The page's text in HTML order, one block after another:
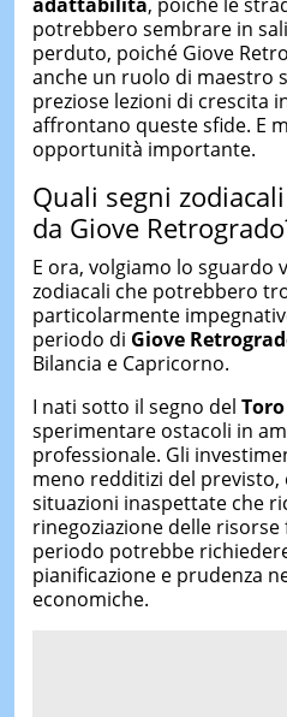
potrebbero sembrare in
perduto, poiché Giove
anche un ruolo di maestro
preziose lezioni di crescita
affrontano queste sfide. E
opportunità importante.
Quali segni
da Giove
E ora, volgiamo lo sguardo
zodiacali che potrebbero
particolarmente
periodo di Giove
Bilancia e Capricorno.
I nati sotto il segno del Toro
sperimentare ostacoli in
professionale. Gli
meno redditizi del
situazioni inaspettate che
rinegoziazione delle risorse
periodo potrebbe
pianificazione e prudenza
economiche.